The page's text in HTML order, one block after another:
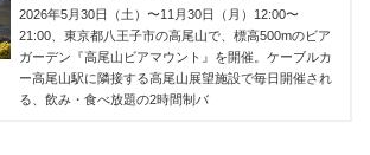
2026年5月30日（土）〜11月30日（月）12:00〜
21:00、東京都八王子市の高尾山で、標高500mのビア
ガーデン『高尾山ビアマウント』を開催。ケーブルカ
ー高尾山駅に隣接する高尾山展望施設で毎日開催され
る、飲み・食べ放題の2時間制バ